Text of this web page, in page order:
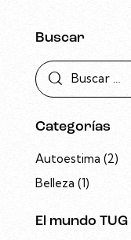
Buscar
Categorías
Autoestima (2)
Belleza (1)
El mundo TUG